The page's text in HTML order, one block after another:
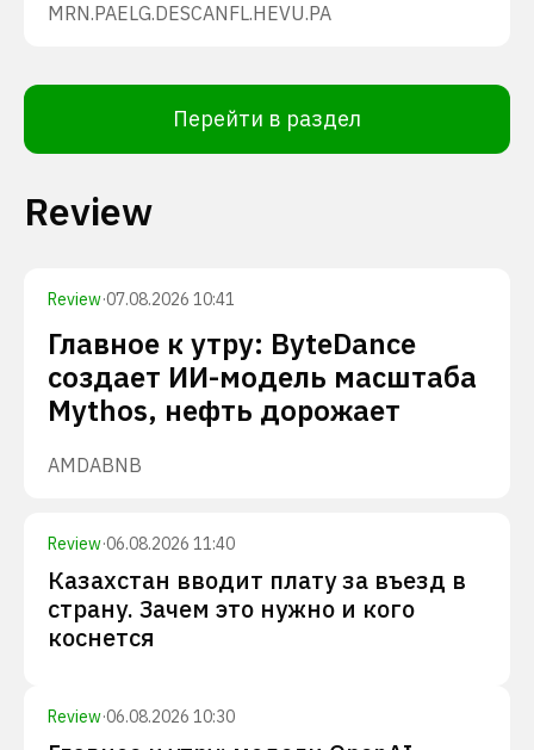
MRN.PAELG.DESCANFL.HEVU.PA
Перейти в раздел
Review
Review·07.08.2026 10:41
Главное к утру: ByteDance
создает ИИ-модель масштаба
Mythos, нефть дорожает
AMDABNB
Review·06.08.2026 11:40
Казахстан вводит плату за въезд в
страну. Зачем это нужно и кого
коснется
Review·06.08.2026 10:30